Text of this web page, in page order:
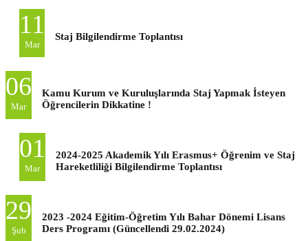
11
Mar
Staj Bilgilendirme Toplantısı
06
Mar
Kamu Kurum ve Kuruluşlarında Staj Yapmak İsteyen
Öğrencilerin Dikkatine !
01
Mar
2024-2025 Akademik Yılı Erasmus+ Öğrenim ve Staj
Hareketliliği Bilgilendirme Toplantısı
29
Şub
2023 -2024 Eğitim-Öğretim Yılı Bahar Dönemi Lisans
Ders Programı (Güncellendi 29.02.2024)